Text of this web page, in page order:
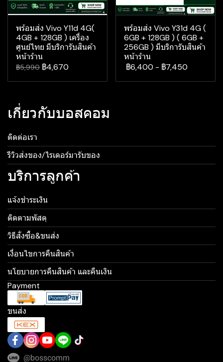
พร้อมส่ง Vivo Y11d 4G(
4GB + 128GB ) เครื่อง
ศูนย์ไทย มีบริการับสินค้า
หน้าร้าน
฿5,990 ฿4,670
พร้อมส่ง Vivo Y31d 4G (
6GB + 128GB ) ( 6GB +
256GB ) มีบริการับสินค้า
หน้าร้าน
฿6,400 - ฿7,450
เกี่ยวกับบอสคอม
ติดต่อเรา
รีวิวส่งของ/ไรเดอร์มารับของ
บริการลูกค้า
แจ้งชำระเงิน
ติดตามพัสดุ
วิธีสั่งซื้อ&ขนส่ง
เงื่อนไขการคืนสินค้า
นโยบายการคืนสินค้า และคืนเงิน
Payment
ขนส่ง
@bosscomm